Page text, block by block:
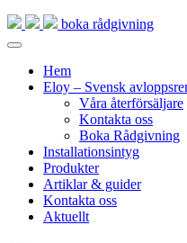
boka rådgivning
Hem
Eloy – Svensk
Våra återförsäljare
Kontakta oss
Boka Rådgivning
Installationsintyg
Produkter
Artiklar & guider
Kontakta oss
Aktuellt